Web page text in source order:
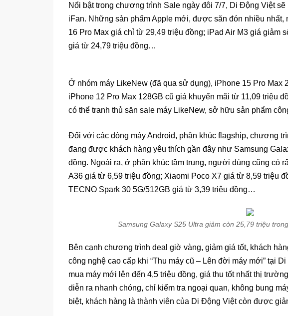
Nổi bật trong chương trình Sale ngày đôi 7/7, Di Động Việt
iFan. Những sản phẩm Apple mới, được săn đón nhiều
16 Pro Max giá chỉ từ 29,49 triệu đồng; iPad Air M3 giá giảm
giá từ 24,79 triệu đồng…
Ở nhóm máy LikeNew (đã qua sử dụng), iPhone 15 Pro Max
iPhone 12 Pro Max 128GB cũ giá khuyến mãi từ 11,09 triệu
có thể tranh thủ săn sale máy LikeNew, sở hữu sản phẩm
Đối với các dòng máy Android, phân khúc flagship, chương
đang được khách hàng yêu thích gần đây như Samsung
đồng. Ngoài ra, ở phân khúc tầm trung, người dùng cũng có
A36 giá từ 6,59 triệu đồng; Xiaomi Poco X7 giá từ 8,59 triệu
TECNO Spark 30 5G/512GB giá từ 3,39 triệu đồng…
Samsung Galaxy S25 Ultra giảm còn 25,79 triệu
Bên cạnh chương trình deal giờ vàng, giảm giá tốt, khách
công nghệ cao cấp khi “Thu máy cũ – Lên đời máy mới” tại
mua máy mới lên đến 4,5 triệu đồng, giá thu tốt nhất thị
diễn ra nhanh chóng, chỉ kiểm tra ngoại quan, không bung
biệt, khách hàng là thành viên của Di Động Việt còn được